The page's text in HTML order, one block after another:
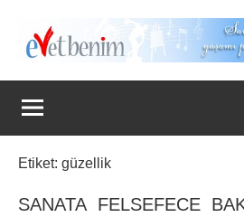
Evet
Benim
Etiket: güzellik
SANATA FELSEFECE